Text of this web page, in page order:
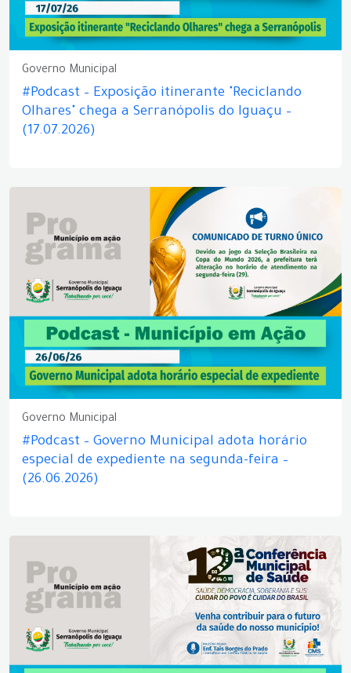
Governo Municipal
#Podcast – Exposição itinerante "Reciclando
Olhares" chega a Serranópolis do Iguaçu –
(17.07.2026)
Governo Municipal
#Podcast – Governo Municipal adota horário
especial de expediente na segunda-feira –
(26.06.2026)